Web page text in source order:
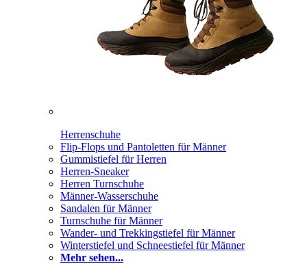
Herrenschuhe
Flip-Flops und Pantoletten für Männer
Gummistiefel für Herren
Herren-Sneaker
Herren Turnschuhe
Männer-Wasserschuhe
Sandalen für Männer
Turnschuhe für Männer
Wander- und Trekkingstiefel für Männer
Winterstiefel und Schneestiefel für Männer
Mehr sehen...